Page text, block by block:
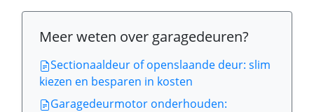
Meer weten over garagedeuren?
Sectionaaldeur of openslaande deur: slim
kiezen en besparen in kosten
Garagedeurmotor onderhouden: